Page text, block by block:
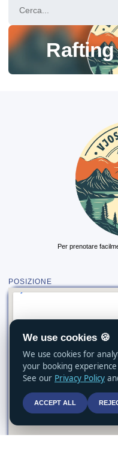
Per prenotare
POSIZIONE
We use cookies 🍪
We use cookies for
your booking
See our Privacy Policy
ACCEPT ALL